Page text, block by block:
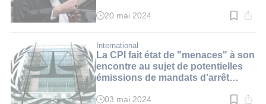
l'humanité
Temps
:
4
min.
20 mai 2024
International
La CPI fait état de "menaces" à son
encontre au sujet de potentielles
émissions de mandats d’arrêt
03 mai 2024